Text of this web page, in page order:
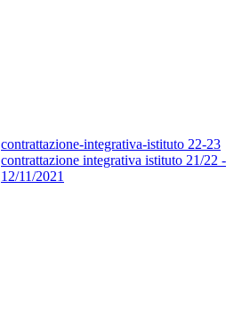
contrattazione-integrativa-istituto 22-23
contrattazione integrativa istituto 21/22 -
12/11/2021